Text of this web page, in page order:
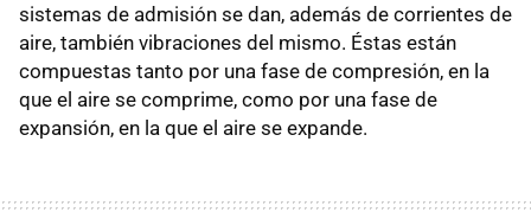
sistemas de admisión se dan, además de corrientes de
aire, también vibraciones del mismo. Éstas están
compuestas tanto por una fase de compresión, en la
que el aire se comprime, como por una fase de
expansión, en la que el aire se expande.